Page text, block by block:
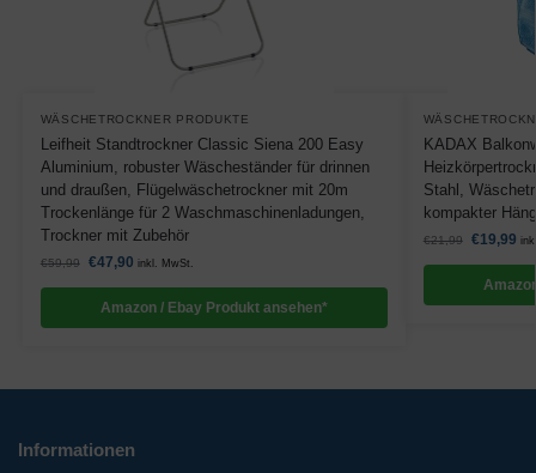
WÄSCHETROCKNER PRODUKTE
Leifheit Standtrockner Classic Siena 200 Easy
Aluminium, robuster Wäscheständer für drinnen
und draußen, Flügelwäschetrockner mit 20m
Trockenlänge für 2 Waschmaschinenladungen,
Trockner mit Zubehör
€59,99 €47,90 inkl. MwSt.
Amazon / Ebay Produkt ansehen*
KADAX
Stahl,
kompakter
€21,99 €19,99
Informationen